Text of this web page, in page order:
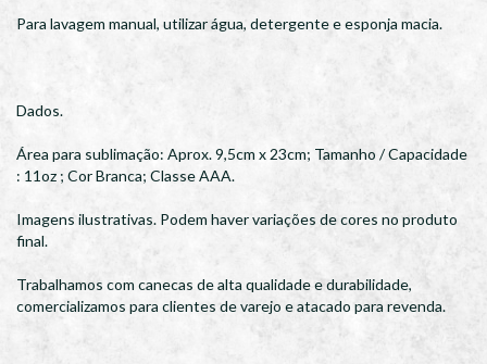
Para lavagem manual, utilizar água, detergente e esponja macia.
Dados.
Área para sublimação: Aprox. 9,5cm x 23cm; Tamanho / Capacidade
: 11oz ; Cor Branca; Classe AAA.
Imagens ilustrativas. Podem haver variações de cores no produto
final.
Trabalhamos com canecas de alta qualidade e durabilidade,
comercializamos para clientes de varejo e atacado para revenda.